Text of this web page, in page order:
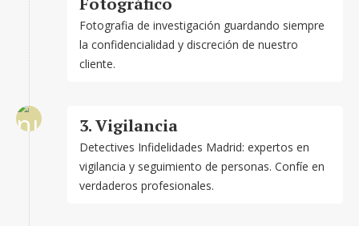
Fotografia de investigación guardando siempre
la confidencialidad y discreción de nuestro
cliente.
3. Vigilancia
Detectives Infidelidades Madrid: expertos en
vigilancia y seguimiento de personas. Confíe en
verdaderos profesionales.